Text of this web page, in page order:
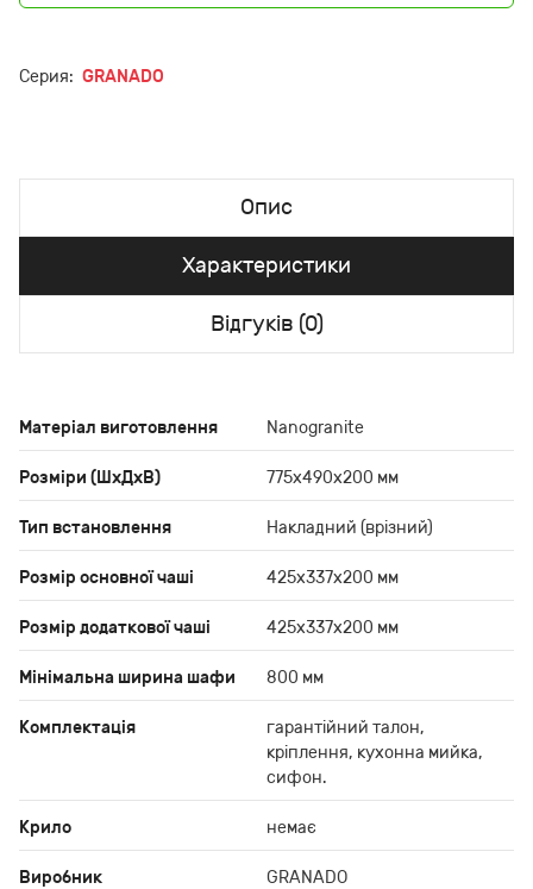
Серия: GRANADO
Опис
Характеристики
Відгуків (0)
Матеріал виготовлення Nanogranite
Розміри (ШхДхВ) 775x490x200 мм
Тип встановлення Накладний (врізний)
Розмір основної чаші 425x337x200 мм
Розмір додаткової чаші 425x337x200 мм
Мінімальна ширина шафи 800 мм
Комплектація
гарантійний талон,
кріплення, кухонна мийка,
сифон.
Крило немає
Виробник GRANADO